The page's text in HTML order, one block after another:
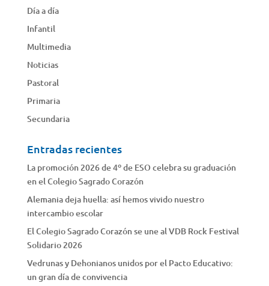
Día a día
Infantil
Multimedia
Noticias
Pastoral
Primaria
Secundaria
Entradas recientes
La promoción 2026 de 4º de ESO celebra su graduación
en el Colegio Sagrado Corazón
Alemania deja huella: así hemos vivido nuestro
intercambio escolar
El Colegio Sagrado Corazón se une al VDB Rock Festival
Solidario 2026
Vedrunas y Dehonianos unidos por el Pacto Educativo:
un gran día de convivencia